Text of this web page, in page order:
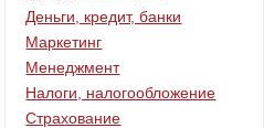
Деньги, кредит, банки
Маркетинг
Менеджмент
Налоги, налогообложение
Страхование